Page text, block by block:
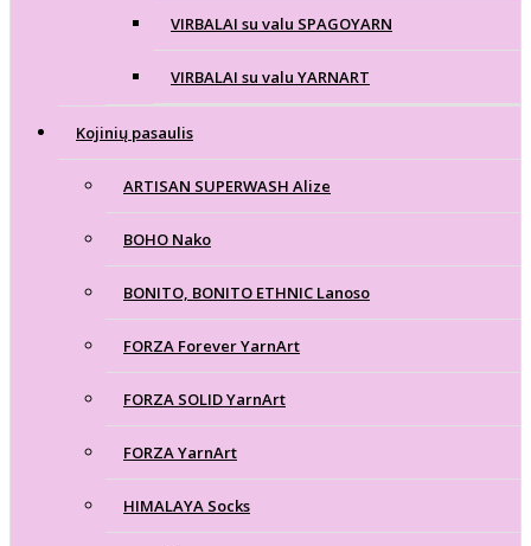
VIRBALAI su valu SPAGOYARN
VIRBALAI su valu YARNART
Kojinių pasaulis
ARTISAN SUPERWASH Alize
BOHO Nako
BONITO, BONITO ETHNIC Lanoso
FORZA Forever YarnArt
FORZA SOLID YarnArt
FORZA YarnArt
HIMALAYA Socks